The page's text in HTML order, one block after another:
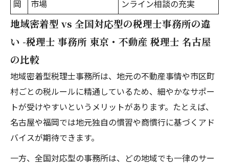
岡
市場
ンライン相談の充実
地域密着型 vs 全国対応型の税理士事務所の違
い -税理士 事務所 東京・不動産 税理士 名古屋
の比較
地域密着型税理士事務所は、地元の不動産事情や市区町
村ごとの税ルールに精通しているため、細やかなサポー
トが受けやすいというメリットがあります。たとえば、
名古屋や福岡では地元独自の慣習や商慣行に基づくアド
バイスが期待できます。
一方、全国対応型の事務所は、どの地域でも一律のサー